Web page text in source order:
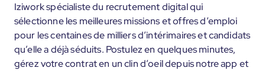
Iziwork spécialiste du recrutement digital qui
sélectionne les meilleures missions et offres d’emploi
pour les centaines de milliers d’intérimaires et candidats
qu’elle a déjà séduits. Postulez en quelques minutes,
gérez votre contrat en un clin d’oeil depuis notre app et